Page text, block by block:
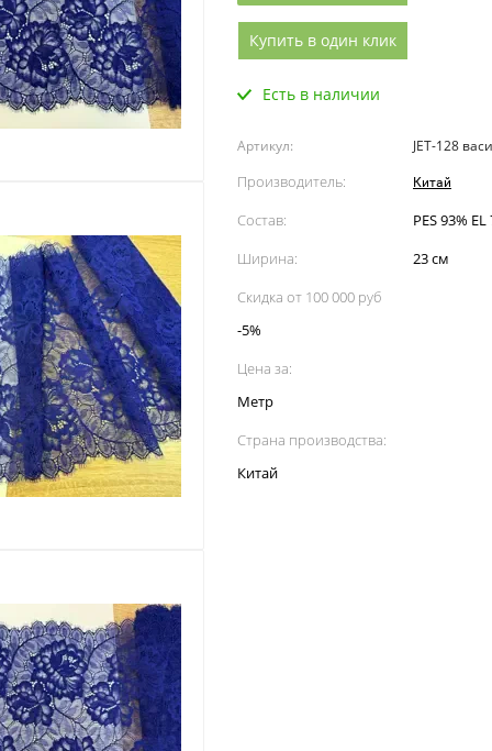
Купить в один клик
Есть в наличии
Артикул: JET-128
Производитель: Китай
Состав:
PES 93% EL
Ширина:
23 см
Скидка от 100 000 руб
-5%
Цена за:
Метр
Страна производства:
Китай